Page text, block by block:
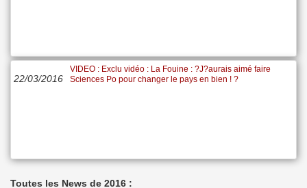
22/03/2016
VIDEO : Exclu vidéo : La Fouine : ?J?aurais aimé faire
Sciences Po pour changer le pays en bien ! ?
Toutes les News de 2016 :